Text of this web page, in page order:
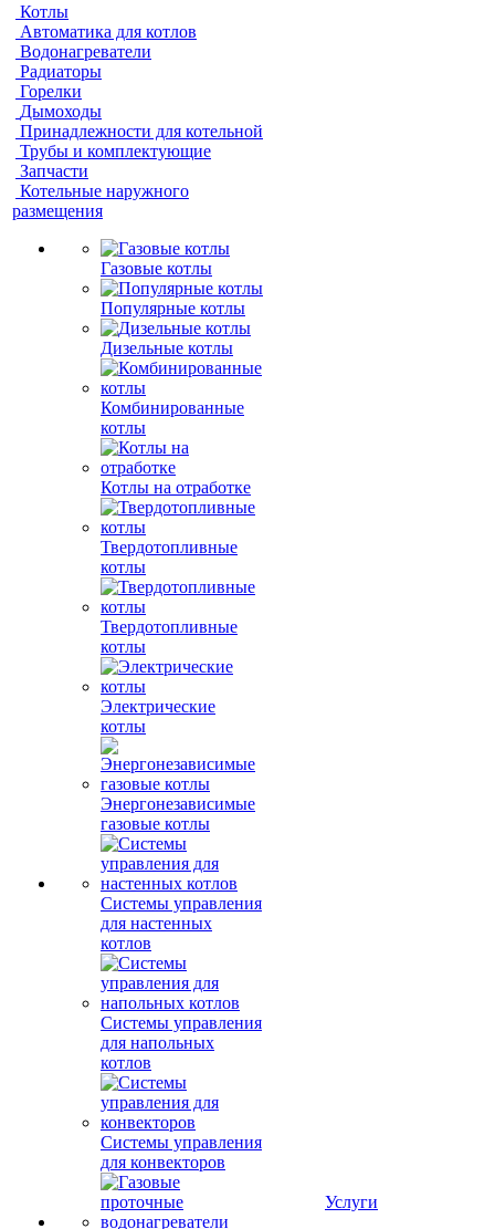
Котлы
Автоматика для котлов
Водонагреватели
Радиаторы
Горелки
Дымоходы
Принадлежности для котельной
Трубы и комплектующие
Запчасти
Котельные наружного
размещения
Газовые котлы
Популярные котлы
Дизельные котлы
Комбинированные
котлы
Котлы на отработке
Твердотопливные
котлы
Твердотопливные
котлы
Электрические
котлы
Энергонезависимые
газовые котлы
Системы управления
для настенных
котлов
Системы управления
для напольных
котлов
Системы управления
для конвекторов
Услуги